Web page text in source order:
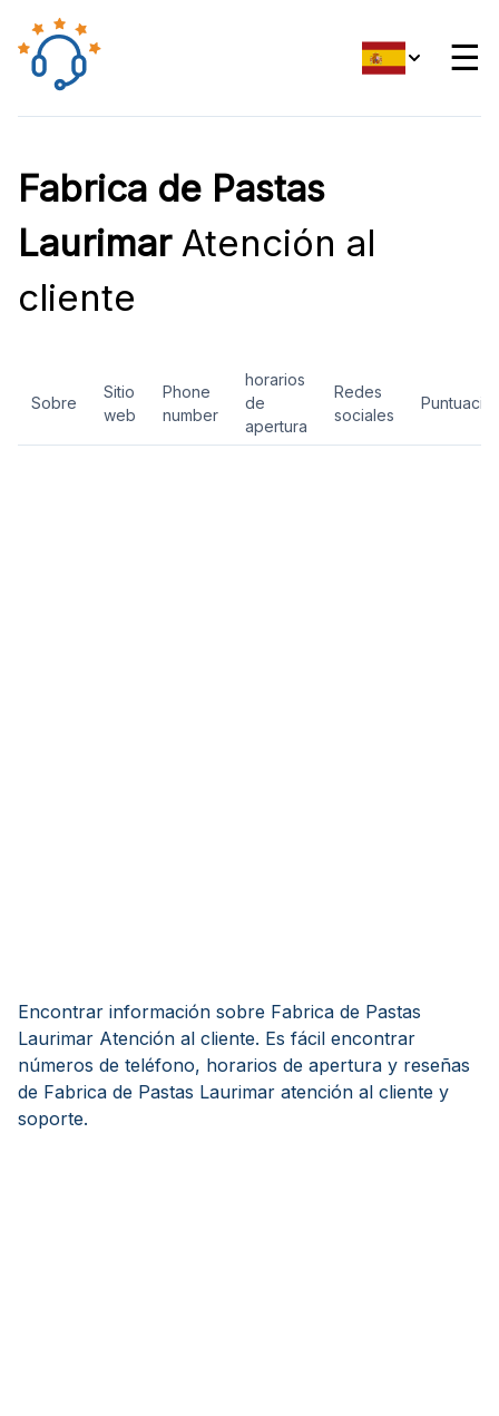
☰
Fabrica de Pastas
LaurimarAtención al
cliente
Sobre
Sitio
web
Phone
number
horarios
de
apertura
Redes
sociales
Encontrar información sobre Fabrica de Pastas
Laurimar Atención al cliente. Es fácil encontrar
números de teléfono, horarios de apertura y reseñas
de Fabrica de Pastas Laurimar atención al cliente y
soporte.